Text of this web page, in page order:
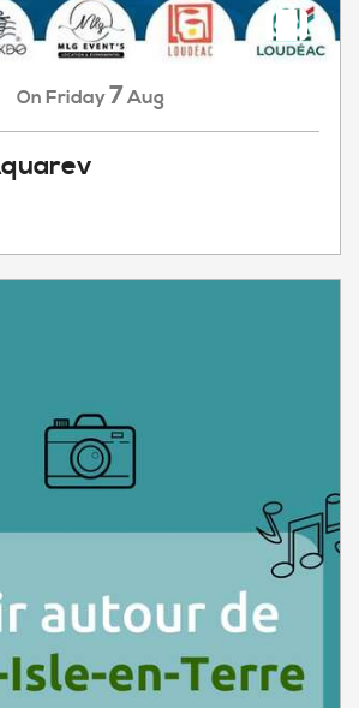
On Friday7Aug